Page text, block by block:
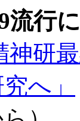
流行
神研
へ」